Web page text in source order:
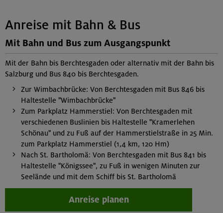
Anreise mit Bahn & Bus
Mit Bahn und Bus zum Ausgangspunkt
Mit der Bahn bis Berchtesgaden oder alternativ mit der Bahn bis
Salzburg und Bus 840 bis Berchtesgaden.
Zur Wimbachbrücke: Von Berchtesgaden mit Bus 846 bis
Haltestelle "Wimbachbrücke"
Zum Parkplatz Hammerstiel: Von Berchtesgaden mit
verschiedenen Buslinien bis Haltestelle "Kramerlehen
Schönau" und zu Fuß auf der Hammerstielstraße in 25 Min.
zum Parkplatz Hammerstiel (1,4 km, 120 Hm)
Nach St. Bartholomä: Von Berchtesgaden mit Bus 841 bis
Haltestelle "Königssee", zu Fuß in wenigen Minuten zur
Seelände und mit dem Schiff bis St. Bartholomä
Anreise planen